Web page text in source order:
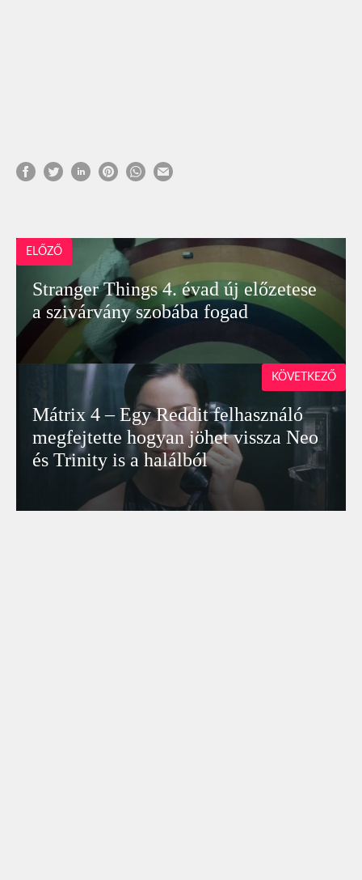
ELŐZŐ
Stranger Things 4. évad új előzetese
a szivárvány szobába fogad
Mátrix 4 – Egy Reddit felhasználó
megfejtette hogyan jöhet vissza Neo
és Trinity is a halálból
KÖVETKEZŐ